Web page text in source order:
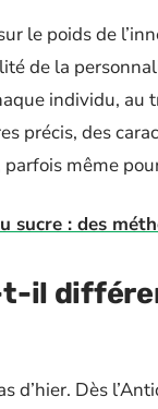
le poids de
de la
individu,
précis, des
même
sucre : des
il
d’hier. Dès